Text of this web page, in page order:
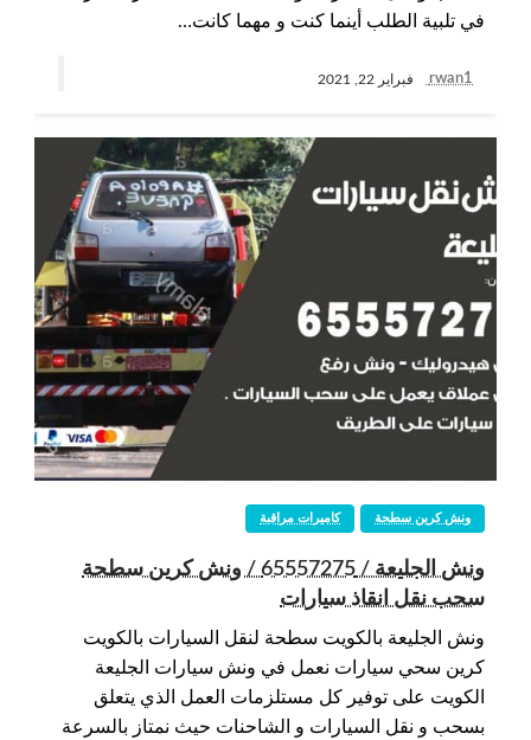
في تلبية الطلب أينما كنت و مهما كانت…
rwan1 فبراير 22, 2021
كاميرات مراقبة ونش كرين سطحة
ونش الجليعة / 65557275 / ونش كرين سطحة
سحب نقل انقاذ سيارات
ونش الجليعة بالكويت سطحة لنقل السيارات بالكويت
كرين سحي سيارات نعمل في ونش سيارات الجليعة
الكويت على توفير كل مستلزمات العمل الذي يتعلق
بسحب و نقل السيارات و الشاحنات حيث نمتاز بالسرعة